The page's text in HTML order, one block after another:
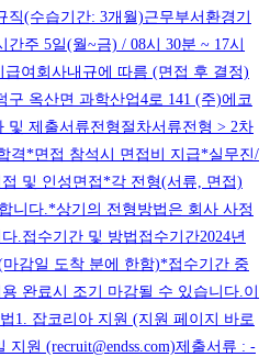
(수습기간: 3개월)근무부서환경기
주 5일(월~금) / 08시 30분 ~ 17시
여회사내규에 따름 (면접 후 결정)
구 옥산면 과학산업4로 141 (주)에코
및 제출서류전형절차서류전형 > 2차
격*면접 참석시 면접비 지급*실무진/
및 인성면접*각 전형(서류, 면접)
니다.*상기의 전형방법은 회사 사정
.접수기간 및 방법접수기간2024년
마감일 도착 분에 한함)*접수기간 중
완료시 조기 마감될 수 있습니다.이
1. 잡코리아 지원 (지원 페이지 바로
원 (recruit@endss.com)제출서류 : -